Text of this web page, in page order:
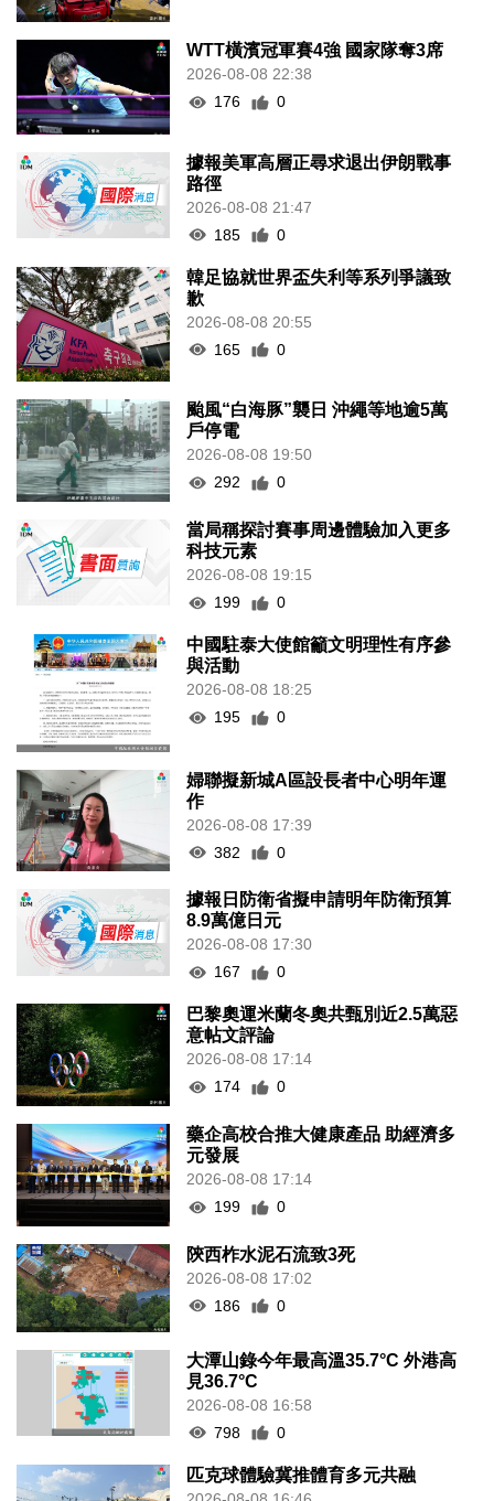
WTT橫濱冠軍賽4強 國家隊奪3席
2026-08-08 22:38
176
0
據報美軍高層正尋求退出伊朗戰事
路徑
2026-08-08 21:47
185
0
韓足協就世界盃失利等系列爭議致
歉
2026-08-08 20:55
165
0
颱風“白海豚”襲日 沖繩等地逾5萬
戶停電
2026-08-08 19:50
292
0
當局稱探討賽事周邊體驗加入更多
科技元素
2026-08-08 19:15
199
0
中國駐泰大使館籲文明理性有序參
與活動
2026-08-08 18:25
195
0
婦聯擬新城A區設長者中心明年運
作
2026-08-08 17:39
382
0
據報日防衛省擬申請明年防衛預算
8.9萬億日元
2026-08-08 17:30
167
0
巴黎奧運米蘭冬奧共甄別近2.5萬惡
意帖文評論
2026-08-08 17:14
174
0
藥企高校合推大健康產品 助經濟多
元發展
2026-08-08 17:14
199
0
陝西柞水泥石流致3死
2026-08-08 17:02
186
0
大潭山錄今年最高溫35.7°C 外港高
見36.7°C
2026-08-08 16:58
798
0
匹克球體驗冀推體育多元共融